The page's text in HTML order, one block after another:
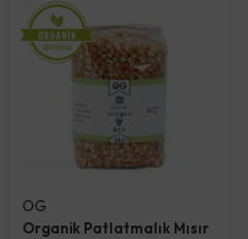
OG
Organik Patlatmalık Mısır